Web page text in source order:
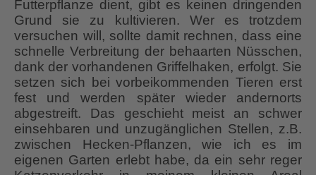
Futterpflanze dient, gibt es keinen dringenden
Grund sie zu kultivieren. Wer es trotzdem
versuchen will, sollte damit rechnen, dass eine
schnelle Verbreitung der behaarten Nüsschen,
dank der vorhandenen Griffelhaken, erfolgt. Sie
setzen sich bei vorbeikommenden Tieren erst
fest und werden später wieder andernorts
abgestreift. Das geschieht meist an schwer
einsehbaren und unzugänglichen Stellen, z.B.
zwischen Hecken-Pflanzen, wie ich es im
eigenen Garten erlebt habe, da ein sehr reger